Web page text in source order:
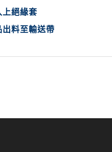
上絕緣套
料至輸送帶